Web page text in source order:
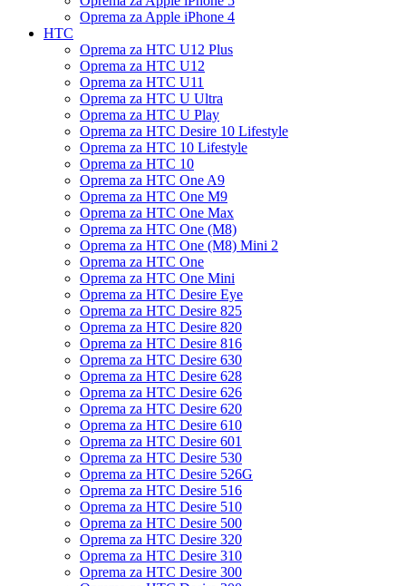
Oprema za Apple iPhone 4
HTC
Oprema za HTC U12 Plus
Oprema za HTC U12
Oprema za HTC U11
Oprema za HTC U Ultra
Oprema za HTC U Play
Oprema za HTC Desire 10 Lifestyle
Oprema za HTC 10 Lifestyle
Oprema za HTC 10
Oprema za HTC One A9
Oprema za HTC One M9
Oprema za HTC One Max
Oprema za HTC One (M8)
Oprema za HTC One (M8) Mini 2
Oprema za HTC One
Oprema za HTC One Mini
Oprema za HTC Desire Eye
Oprema za HTC Desire 825
Oprema za HTC Desire 820
Oprema za HTC Desire 816
Oprema za HTC Desire 630
Oprema za HTC Desire 628
Oprema za HTC Desire 626
Oprema za HTC Desire 620
Oprema za HTC Desire 610
Oprema za HTC Desire 601
Oprema za HTC Desire 530
Oprema za HTC Desire 526G
Oprema za HTC Desire 516
Oprema za HTC Desire 510
Oprema za HTC Desire 500
Oprema za HTC Desire 320
Oprema za HTC Desire 310
Oprema za HTC Desire 300